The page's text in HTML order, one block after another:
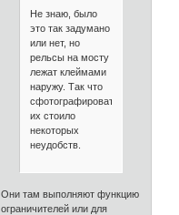
Не знаю, было
это так задумано
или нет, но
рельсы на мосту
лежат клеймами
наружу. Так что
сфотографировать
их стоило
некоторых
неудобств.
Они там выполняют функцию
ограничителей или для